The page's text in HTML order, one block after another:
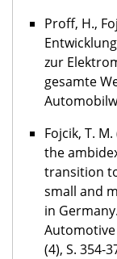
Proff, H.,
zur
gesamte
Fojcik, T.
the
transition
small and
in
(4), S. 354-